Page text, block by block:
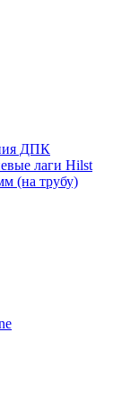
ДПК
лаги Hilst
(на трубу)